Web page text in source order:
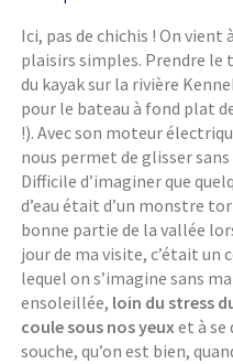
Ici, pas de chichis ! On
plaisirs simples. Prendre le
du kayak sur la rivière
pour le bateau à fond plat
!). Avec son moteur
nous permet de glisser
Difficile d’imaginer que
d’eau était d’un monstre
bonne partie de la vallée
jour de ma visite, c’était un
lequel on s’imagine sans
ensoleillée, loin du stress
coule sous nos yeuxet à
souche, qu’on est bien,